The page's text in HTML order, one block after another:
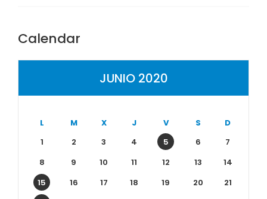
Calendar
JUNIO 2020
L M X J V S
D
1
2 3 4 5 6
7
8
9 10 11 12 13
14
15
16 17 18 19 20
21